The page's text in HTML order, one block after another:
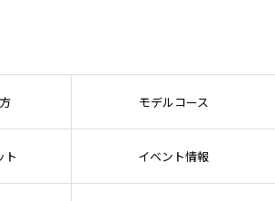
モデルコース
ト イベント情報